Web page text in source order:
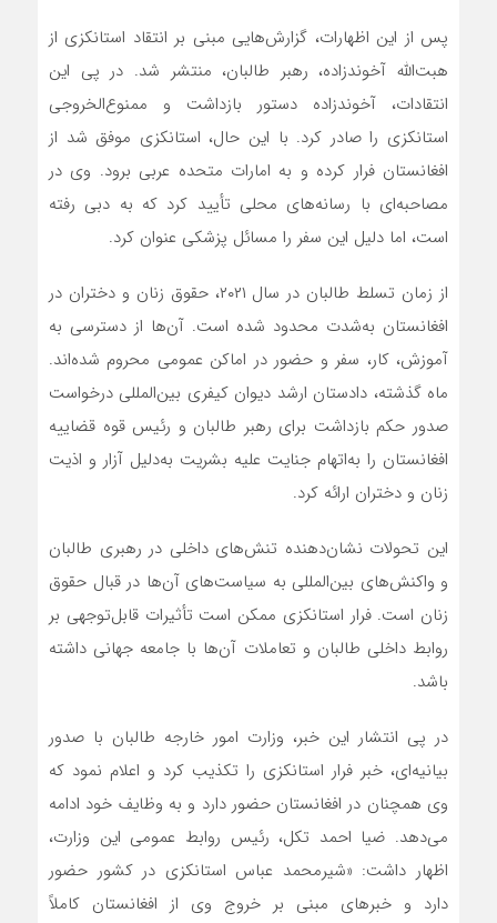
پس از این اظهارات، گزارش‌هایی مبنی بر انتقاد استانکزی از
هبت‌الله آخوندزاده، رهبر طالبان، منتشر شد. در پی این
انتقادات، آخوندزاده دستور بازداشت و ممنوع‌الخروجی
استانکزی را صادر کرد. با این حال، استانکزی موفق شد از
افغانستان فرار کرده و به امارات متحده عربی برود. وی در
مصاحبه‌ای با رسانه‌های محلی تأیید کرد که به دبی رفته
است، اما دلیل این سفر را مسائل پزشکی عنوان کرد.
از زمان تسلط طالبان در سال ۲۰۲۱، حقوق زنان و دختران در
افغانستان به‌شدت محدود شده است. آن‌ها از دسترسی به
آموزش، کار، سفر و حضور در اماکن عمومی محروم شده‌اند.
ماه گذشته، دادستان ارشد دیوان کیفری بین‌المللی درخواست
صدور حکم بازداشت برای رهبر طالبان و رئیس قوه قضاییه
افغانستان را به‌اتهام جنایت علیه بشریت به‌دلیل آزار و اذیت
زنان و دختران ارائه کرد.
این تحولات نشان‌دهنده تنش‌های داخلی در رهبری طالبان
و واکنش‌های بین‌المللی به سیاست‌های آن‌ها در قبال حقوق
زنان است. فرار استانکزی ممکن است تأثیرات قابل‌توجهی بر
روابط داخلی طالبان و تعاملات آن‌ها با جامعه جهانی داشته
باشد.
در پی انتشار این خبر، وزارت امور خارجه طالبان با صدور
بیانیه‌ای، خبر فرار استانکزی را تکذیب کرد و اعلام نمود که
وی همچنان در افغانستان حضور دارد و به وظایف خود ادامه
می‌دهد. ضیا احمد تکل، رئیس روابط عمومی این وزارت،
اظهار داشت: «شیرمحمد عباس استانکزی در کشور حضور
دارد و خبرهای مبنی بر خروج وی از افغانستان کاملاً